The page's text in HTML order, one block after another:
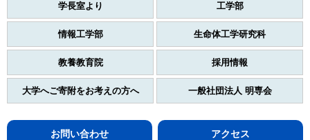
学長室より 工学部
情報工学部 生命体工学研究科
教養教育院 採用情報
大学へご寄附をお考えの方へ 一般社団法人 明専会
アクセス
お問い合わせ